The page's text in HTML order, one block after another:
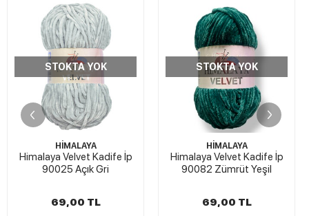
STOKTA YOK
HİMALAYA
Himalaya Velvet Kadife İp
90025 Açık Gri
69,00 TL
STOKTA YOK
HİMALAYA
Himalaya Velvet Kadife İp
90082 Zümrüt Yeşil
69,00 TL